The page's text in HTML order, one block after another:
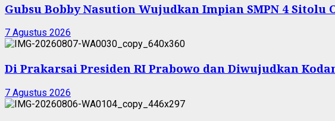
Gubsu Bobby Nasution Wujudkan Impian SMPN 4
7 Agustus 2026
Di Prakarsai Presiden RI Prabowo dan Diwujudkan
7 Agustus 2026